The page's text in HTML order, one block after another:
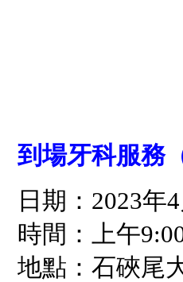
到場牙科服務
日期：2023年
時間：上午
地點：石硤尾